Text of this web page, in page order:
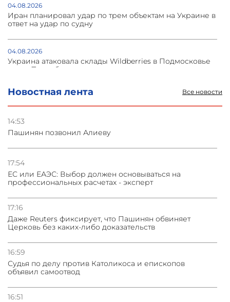
Новостная лента Все новости
14:53
Пашинян позвонил Алиеву
17:54
ЕС или ЕАЭС: Выбор должен основываться на
профессиональных расчетах - эксперт
17:16
Даже Reuters фиксирует, что Пашинян обвиняет
Церковь без каких-либо доказательств
16:59
Судья по делу против Католикоса и епископов
объявил самоотвод
16:51
04.08.2026
Иран планировал удар по трем объектам на Украине в
ответ на удар по судну
04.08.2026
Украина атаковала склады Wildberries в Подмосковье
и под Петербургом
03.08.2026
Стратегия безопасности ОДКБ допускает применение
Азербайджане
31.07.2026
Сотрудничество и очереди – детали визита главы
погрануправления СНБ Армении в Тбилиси